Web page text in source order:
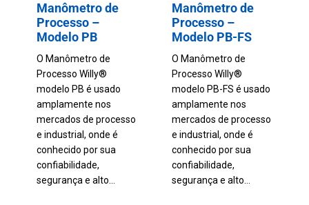
Manômetro de
Processo –
Modelo PB
O Manômetro de
Processo Willy®
modelo PB é usado
amplamente nos
mercados de processo
e industrial, onde é
conhecido por sua
confiabilidade,
segurança e alto...
Manômetro de
Processo –
Modelo PB-FS
O Manômetro de
Processo Willy®
modelo PB-FS é usado
amplamente nos
mercados de processo
e industrial, onde é
conhecido por sua
confiabilidade,
segurança e alto...